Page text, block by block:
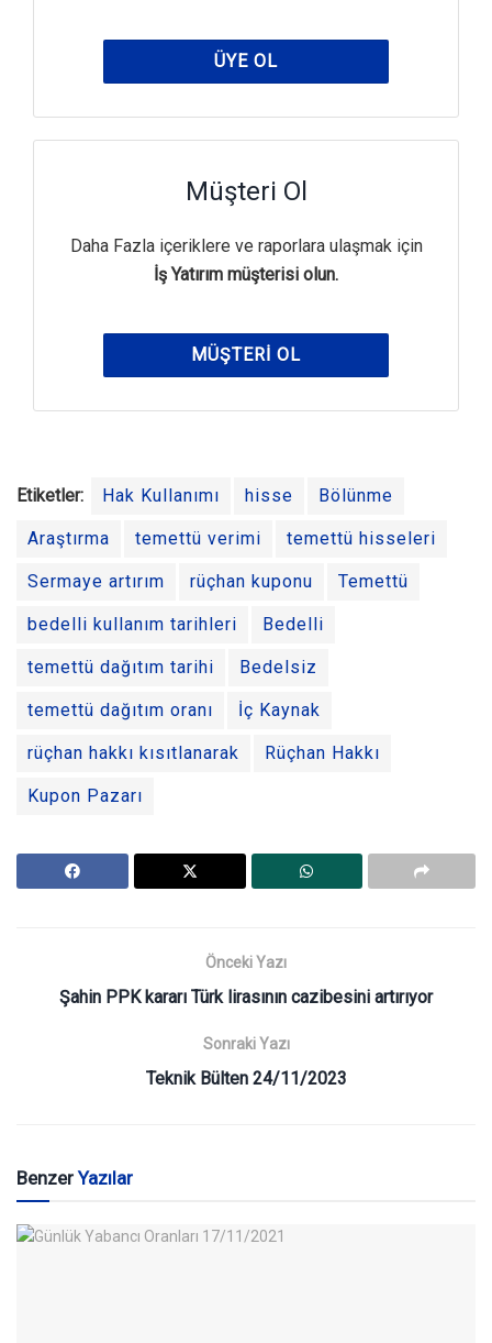
ÜYE OL
Müşteri Ol
Daha Fazla içeriklere ve raporlara ulaşmak için
İş Yatırım müşterisi olun.
MÜŞTERI OL
Etiketler: Hak Kullanımı hisse Bölünme
Araştırma temettü verimi temettü hisseleri
Sermaye artırım rüçhan kuponu Temettü
bedelli kullanım tarihleri Bedelli
temettü dağıtım tarihi Bedelsiz
temettü dağıtım oranı İç Kaynak
rüçhan hakkı kısıtlanarak Rüçhan Hakkı
Kupon Pazarı
Önceki Yazı
Şahin PPK kararı Türk lirasının cazibesini artırıyor
Sonraki Yazı
Teknik Bülten 24/11/2023
BenzerYazılar